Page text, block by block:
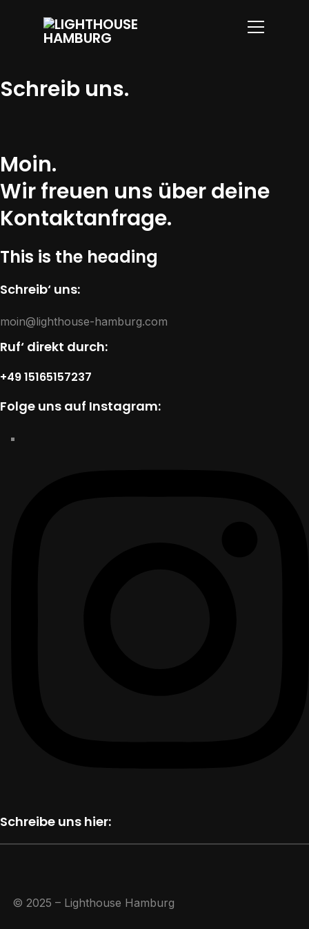
Info
Schreib uns.
Moin.
Wir freuen uns über deine
Kontaktanfrage.
This is the heading
Schreib‘ uns:
moin@lighthouse-hamburg.com
Ruf‘ direkt durch:
+49 15165157237
Folge uns auf Instagram:
Schreibe uns hier:
© 2025 – Lighthouse Hamburg